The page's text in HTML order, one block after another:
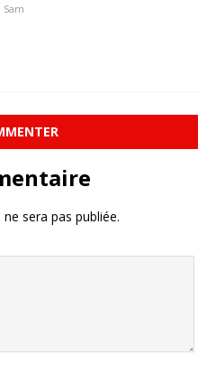
Sam
sera pas publiée.